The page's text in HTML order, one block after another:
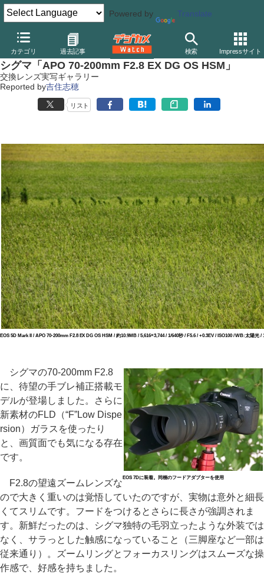
Powered by Translate
カテゴリ 過去記事 検索 Impressサイト
デジカメ Watch レンズ 交換レンズ シグマ
シグマ「APO 70-200mm F2.8 EX DG OS HSM」
交換レンズ実写ギャラリー
Reported by吉住志穂
リスト
EOS 5D Mark II / APO 70-200mm F2.8 EX DG OS HSM / 約10.9MB / 5,616×3,744 / 1/640秒 / F5.6 / +0.3EV / ISO100 / WB:太陽光 /
EOS 7Dに装着。同梱のフードアダプターを使用
シグマの70-200mm F2.8
に、待望の手ブレ補正搭載モ
デルが登場しました。さらに
新素材のFLD（“F”Low Dispe
rsion）ガラスを使ったり
と、画質面でも気になる存在
です。
F2.8の望遠ズームレンズな
ので大きく重いのは覚悟していたのですが、実物は意外と細長
くてスリムです。フードをつけるとさらに長さが強調されま
す。新鮮だったのは、シグマ独特の毛羽立ったような外装では
なく、サラっとした触感になっていること（三脚座など一部は
従来通り）。ズームリングとフォーカスリングはスムーズな操
作感で、好感を持ちました。